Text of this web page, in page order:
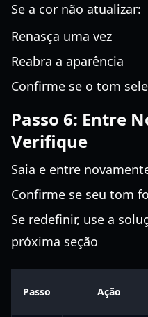
Se a cor não atualizar:
Renasça uma vez
Reabra a aparência
Confirme se o tom
Passo 6: Entre
Verifique
Saia e entre
Confirme se seu tom
Se redefinir, use a
próxima seção
Passo Ação